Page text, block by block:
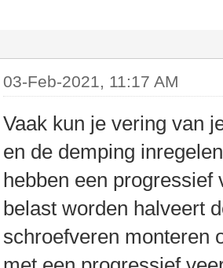
03-Feb-2021, 11:17 AM
Vaak kun je vering van
en de demping
hebben een
belast worden halveert
schroefveren monteren